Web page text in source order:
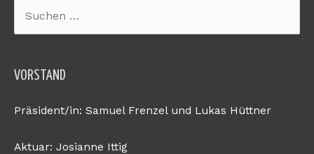
Suchen
nach:
VORSTAND
Präsident/in: Samuel Frenzel und Lukas Hüttner
Aktuar: Josianne Ittig